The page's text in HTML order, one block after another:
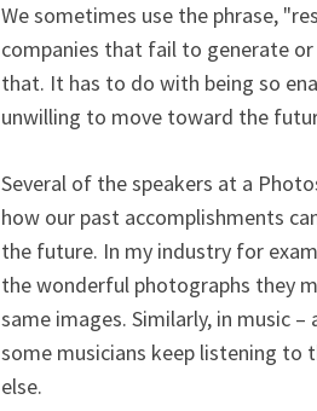
We sometimes use the phrase,
companies that fail to generate
that. It has to do with being so
unwilling to move toward the
Several of the speakers at a
how our past accomplishments
the future. In my industry for
the wonderful photographs they
same images. Similarly, in music
some musicians keep listening to
else.